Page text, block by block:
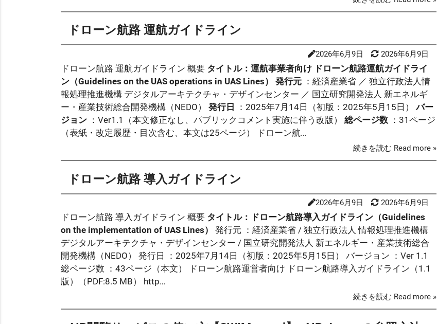
ドローン航路 運航ガイドライン
2026年6月9日 2026年6月9日
ドローン航路 運航ガイドライン 概要タイトル：運航事業者向け ドローン航路運航ガイドライ
ン（Guidelines on the UAS operations in UAS Lines）
発行元：経済産業省 ／ 独立行政法人情
報処理推進機構 デジタルアーキテクチャ・デザインセンター ／ 国立研究開発法人 新エネルギ
ー・産業技術総合開発機構（NEDO） 発行日 ：2025年7月14日（初版：2025年5月15日）バー
ジョン：Ver1.1（本文修正なし、パブリックコメント実施に伴う改版） 総ページ数：31ページ
（表紙・改定履歴・目次含む、本文は25ページ） ドローン航…
続きを読む Read more »
ドローン航路 導入ガイドライン
2026年6月9日 2026年6月9日
ドローン航路 導入ガイドライン 概要タイトル：ドローン航路導入ガイドライン（Guidelines
on the implementation of UAS Lines） 発行元 ：経済産業省 / 独立行政法人 情報処理推進機構
デジタルアーキテクチャ・デザインセンター / 国立研究開発法人 新エネルギー・産業技術総合
開発機構（NEDO） 発行日 ：2025年7月14日（初版：2025年5月15日） バージョン ：Ver 1.1
総ページ数 ：43ページ（本文） ドローン航路運営者向け ドローン航路導入ガイドライン（1.1
版）（PDF:8.5 MB） http…
続きを読む Read more »